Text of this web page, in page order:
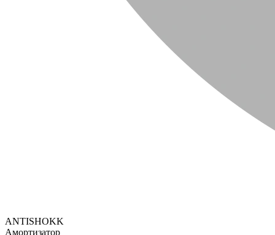
ANTISHOKK
Амортизатор